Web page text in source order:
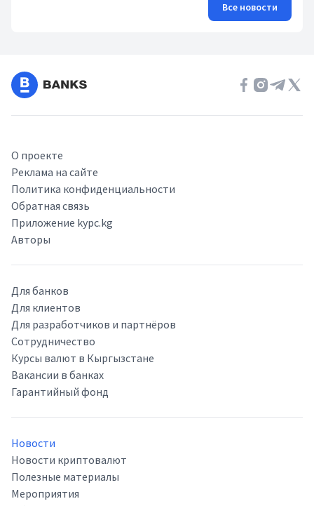
Все новости
О проекте
Реклама на сайте
Политика конфиденциальности
Обратная связь
Приложение kypc.kg
Авторы
Для банков
Для клиентов
Для разработчиков и партнёров
Сотрудничество
Курсы валют в Кыргызстане
Вакансии в банках
Гарантийный фонд
Новости
Новости криптовалют
Полезные материалы
Мероприятия